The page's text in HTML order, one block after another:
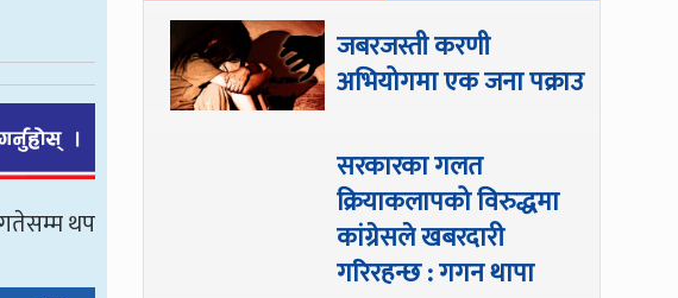
थप
जबरजस्ती करणी
अभियोगमा एक जना पक्राउ
सरकारका गलत
क्रियाकलापको विरुद्धमा
कांग्रेसले खबरदारी
गरिरहन्छ : गगन थापा